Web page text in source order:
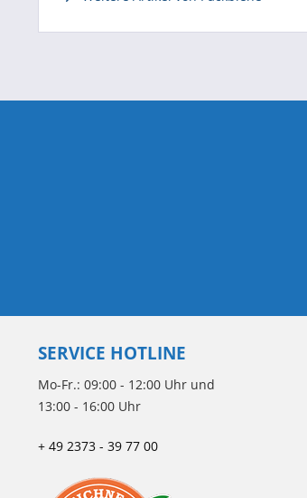
SERVICE HOTLINE
Mo-Fr.: 09:00 - 12:00 Uhr und
13:00 - 16:00 Uhr
+ 49 2373 - 39 77 00